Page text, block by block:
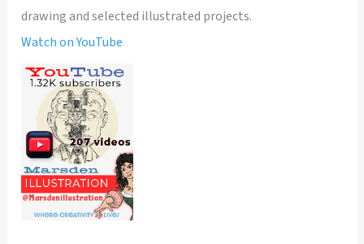
drawing and selected illustrated projects.
Watch on YouTube